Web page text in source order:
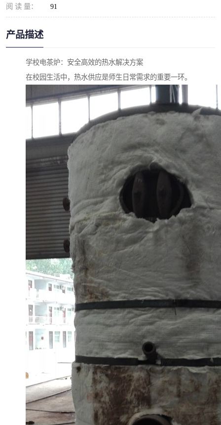
阅 读 量： 91
产品描述
学校电茶炉：安全高效的热水解决方案
在校园生活中，热水供应是师生日常需求的重要一环。